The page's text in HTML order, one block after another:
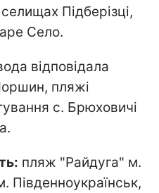
Підберізці,
Село.
відповідала
пляжі
с. Брюховичі
пляж "Райдуга" м.